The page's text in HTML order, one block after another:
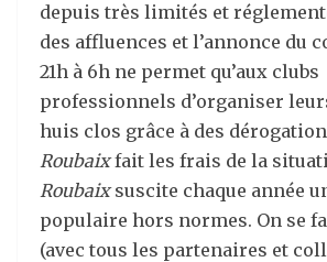
depuis très limités et
des affluences et l’annonce du
21h à 6h ne permet qu’aux clubs
professionnels d’organiser
huis clos grâce à des
Roubaixfait les frais de la
Roubaixsuscite chaque année
populaire hors normes. On se
(avec tous les partenaires et